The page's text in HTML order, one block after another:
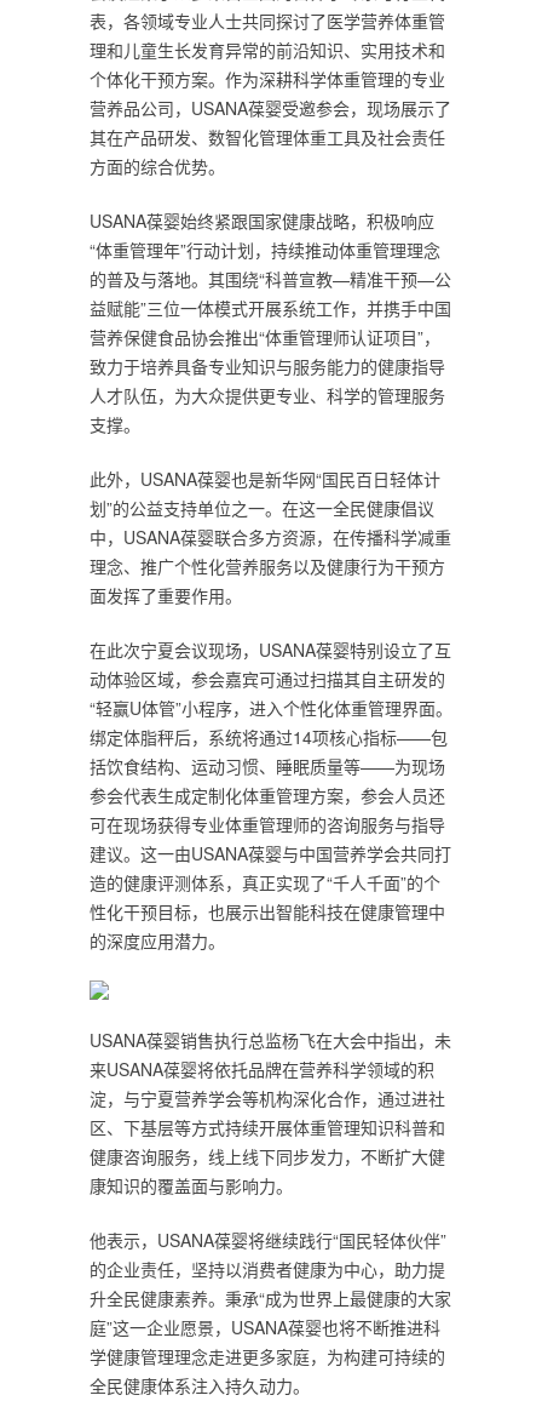
表，各领域专业人士共同探讨了医学营养体重管
理和儿童生长发育异常的前沿知识、实用技术和
个体化干预方案。作为深耕科学体重管理的专业
营养品公司，USANA葆婴受邀参会，现场展示了
其在产品研发、数智化管理体重工具及社会责任
方面的综合优势。
USANA葆婴始终紧跟国家健康战略，积极响应
“体重管理年”行动计划，持续推动体重管理理念
的普及与落地。其围绕“科普宣教—精准干预—公
益赋能”三位一体模式开展系统工作，并携手中国
营养保健食品协会推出“体重管理师认证项目”，
致力于培养具备专业知识与服务能力的健康指导
人才队伍，为大众提供更专业、科学的管理服务
支撑。
此外，USANA葆婴也是新华网“国民百日轻体计
划”的公益支持单位之一。在这一全民健康倡议
中，USANA葆婴联合多方资源，在传播科学减重
理念、推广个性化营养服务以及健康行为干预方
面发挥了重要作用。
在此次宁夏会议现场，USANA葆婴特别设立了互
动体验区域，参会嘉宾可通过扫描其自主研发的
“轻赢U体管”小程序，进入个性化体重管理界面。
绑定体脂秤后，系统将通过14项核心指标——包
括饮食结构、运动习惯、睡眠质量等——为现场
参会代表生成定制化体重管理方案，参会人员还
可在现场获得专业体重管理师的咨询服务与指导
建议。这一由USANA葆婴与中国营养学会共同打
造的健康评测体系，真正实现了“千人千面”的个
性化干预目标，也展示出智能科技在健康管理中
的深度应用潜力。
USANA葆婴销售执行总监杨飞在大会中指出，未
来USANA葆婴将依托品牌在营养科学领域的积
淀，与宁夏营养学会等机构深化合作，通过进社
区、下基层等方式持续开展体重管理知识科普和
健康咨询服务，线上线下同步发力，不断扩大健
康知识的覆盖面与影响力。
他表示，USANA葆婴将继续践行“国民轻体伙伴”
的企业责任，坚持以消费者健康为中心，助力提
升全民健康素养。秉承“成为世界上最健康的大家
庭”这一企业愿景，USANA葆婴也将不断推进科
学健康管理理念走进更多家庭，为构建可持续的
全民健康体系注入持久动力。